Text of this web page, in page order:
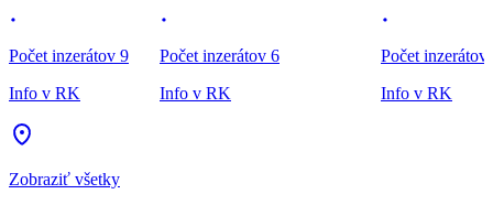
Počet inzerátov 9
Info v RK
Počet inzerátov 6
Info v RK
Počet inzerátov
Info v RK
Zobraziť všetky